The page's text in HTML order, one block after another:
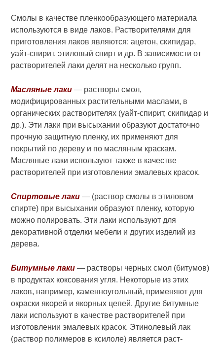
Смолы в качестве пленкообра­зующего материала
используются в виде лаков. Растворителями для
приготовления лаков являются: аце­тон, скипидар,
уайт-спирит, этиловый спирт и др. В зависимости от
раст­ворителей лаки делят на несколько групп.
Масляные лаки — растворы смол,
модифицированных растительными маслами, в
органических раствори­телях (уайт-спирит, скипидар и
др.). Эти лаки при высыхании образуют достаточно
прочную защитную плен­ку, их применяют для
покрытий по дереву и по масляным краскам.
Масляные лаки используют также в качестве
растворителей при изготов­лении эмалевых красок.
Спиртовые лаки — (раствор смолы в этиловом
спирте) при высыхании образуют пленку, которую
можно полировать. Эти лаки используют для
декоративной отделки мебели и дру­гих изделий из
дерева.
Битумные лаки — растворы чер­ных смол (битумов)
в продуктах коксования угля. Некоторые из этих
лаков, например, каменноугольный, применяют для
окраски якорей и якорных цепей. Другие битумные
лаки используют в качестве раство­рителей при
изготовлении эмалевых красок. Этинолевый лак
(раствор полимеров в ксилоле) является раст­